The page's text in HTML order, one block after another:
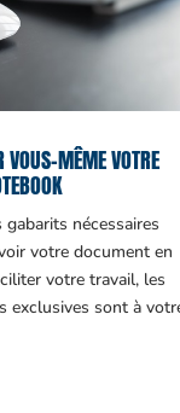
VOUS-MÊME VOTRE
nécessaires
votre document en
votre travail, les
exclusives sont à